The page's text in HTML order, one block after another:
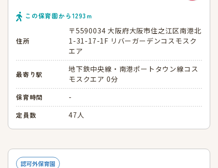
この保育園から1293ｍ
住所
〒5590034 大阪府大阪市住之江区南港北
1-31-17-1F リバーガーデンコスモスク
エア
最寄り駅
地下鉄中央線・南港ポートタウン線コス
モスクエア 0分
保育時間 -
定員数 47人
認可外保育園